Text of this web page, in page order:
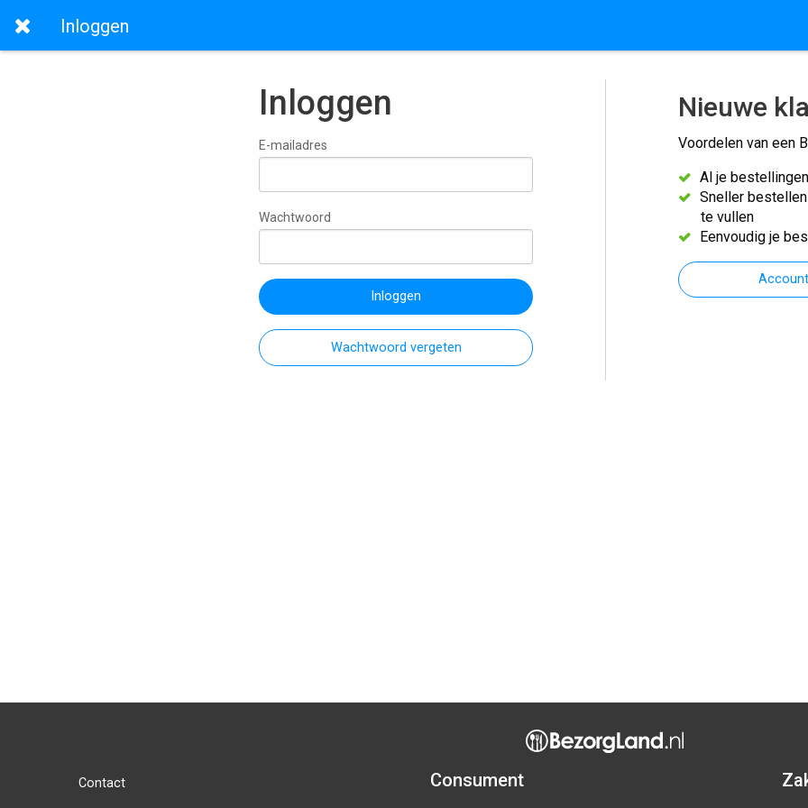
Inloggen
Inloggen
E-mailadres
Wachtwoord
Inloggen
Wachtwoord vergeten
Nieuwe
Voordelen van een
Al je
Sneller
te vullen
Eenvoudig je
Contact Consument